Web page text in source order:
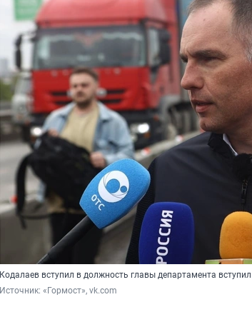
Кодалаев вступил в должность главы департамента
Источник: «Гормост», vk.com